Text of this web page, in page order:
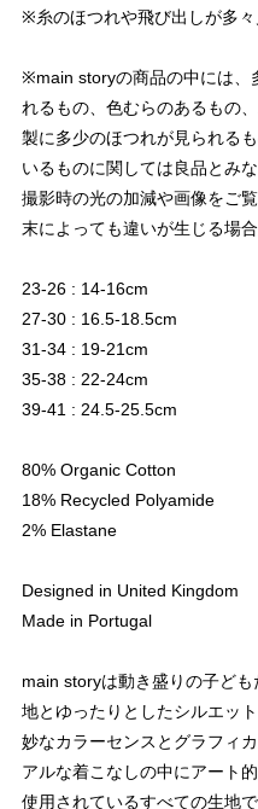
※糸のほつれや飛び出しが多
※main storyの商品の中には、
れるもの、色むらのあるもの
製に多少のほつれが見られる
いるものに関しては良品とみ
撮影時の光の加減や画像をご
末によっても違いが生じる場合
23-26 : 14-16cm
27-30 : 16.5-18.5cm
31-34 : 19-21cm
35-38 : 22-24cm
39-41 : 24.5-25.5cm
80% Organic Cotton
18% Recycled Polyamide
2% Elastane
Designed in United Kingdom
Made in Portugal
main storyは動き盛りの子ど
地とゆったりとしたシルエッ
妙なカラーセンスとグラフィ
アルな着こなしの中にアート
使用されているすべての生地